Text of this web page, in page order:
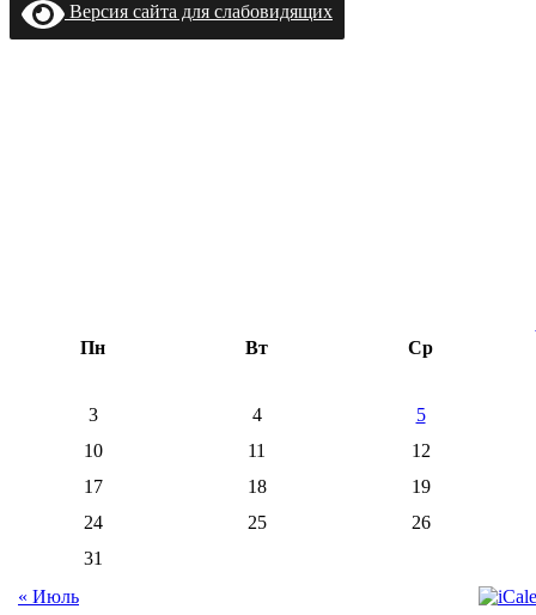
Версия сайта для слабовидящих
Пн
Вт Ср
3 4
5
10
11
12
17
18
19
24
25
26
31
« Июль